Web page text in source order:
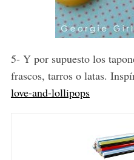
5- Y por supuesto los
frascos, tarros o latas.
love-and-lollipops
: